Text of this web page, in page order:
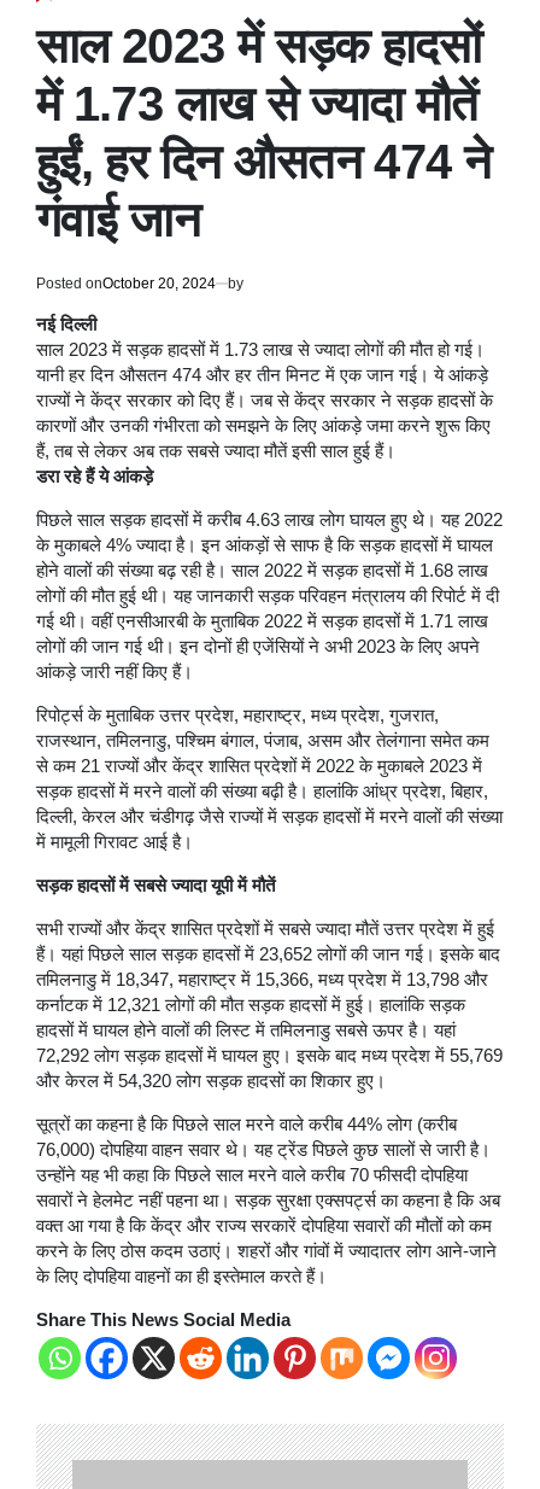
साल 2023 में सड़क हादसों
में 1.73 लाख से ज्यादा मौतें
हुईं, हर दिन औसतन 474 ने
गंवाई जान
Posted onOctober 20, 2024 by
नई दिल्ली
साल 2023 में सड़क हादसों में 1.73 लाख से ज्यादा लोगों की मौत हो गई।
यानी हर दिन औसतन 474 और हर तीन मिनट में एक जान गई। ये आंकड़े
राज्यों ने केंद्र सरकार को दिए हैं। जब से केंद्र सरकार ने सड़क हादसों के
कारणों और उनकी गंभीरता को समझने के लिए आंकड़े जमा करने शुरू किए
हैं, तब से लेकर अब तक सबसे ज्यादा मौतें इसी साल हुई हैं।
डरा रहे हैं ये आंकड़े
पिछले साल सड़क हादसों में करीब 4.63 लाख लोग घायल हुए थे। यह 2022
के मुकाबले 4% ज्यादा है। इन आंकड़ों से साफ है कि सड़क हादसों में घायल
होने वालों की संख्या बढ़ रही है। साल 2022 में सड़क हादसों में 1.68 लाख
लोगों की मौत हुई थी। यह जानकारी सड़क परिवहन मंत्रालय की रिपोर्ट में दी
गई थी। वहीं एनसीआरबी के मुताबिक 2022 में सड़क हादसों में 1.71 लाख
लोगों की जान गई थी। इन दोनों ही एजेंसियों ने अभी 2023 के लिए अपने
आंकड़े जारी नहीं किए हैं।
रिपोर्ट्स के मुताबिक उत्तर प्रदेश, महाराष्ट्र, मध्य प्रदेश, गुजरात,
राजस्थान, तमिलनाडु, पश्चिम बंगाल, पंजाब, असम और तेलंगाना समेत कम
से कम 21 राज्यों और केंद्र शासित प्रदेशों में 2022 के मुकाबले 2023 में
सड़क हादसों में मरने वालों की संख्या बढ़ी है। हालांकि आंध्र प्रदेश, बिहार,
दिल्ली, केरल और चंडीगढ़ जैसे राज्यों में सड़क हादसों में मरने वालों की संख्या
में मामूली गिरावट आई है।
सड़क हादसों में सबसे ज्यादा यूपी में मौतें
सभी राज्यों और केंद्र शासित प्रदेशों में सबसे ज्यादा मौतें उत्तर प्रदेश में हुई
हैं। यहां पिछले साल सड़क हादसों में 23,652 लोगों की जान गई। इसके बाद
तमिलनाडु में 18,347, महाराष्ट्र में 15,366, मध्य प्रदेश में 13,798 और
कर्नाटक में 12,321 लोगों की मौत सड़क हादसों में हुई। हालांकि सड़क
हादसों में घायल होने वालों की लिस्ट में तमिलनाडु सबसे ऊपर है। यहां
72,292 लोग सड़क हादसों में घायल हुए। इसके बाद मध्य प्रदेश में 55,769
और केरल में 54,320 लोग सड़क हादसों का शिकार हुए।
सूत्रों का कहना है कि पिछले साल मरने वाले करीब 44% लोग (करीब
76,000) दोपहिया वाहन सवार थे। यह ट्रेंड पिछले कुछ सालों से जारी है।
उन्होंने यह भी कहा कि पिछले साल मरने वाले करीब 70 फीसदी दोपहिया
सवारों ने हेलमेट नहीं पहना था। सड़क सुरक्षा एक्सपर्ट्स का कहना है कि अब
वक्त आ गया है कि केंद्र और राज्य सरकारें दोपहिया सवारों की मौतों को कम
करने के लिए ठोस कदम उठाएं। शहरों और गांवों में ज्यादातर लोग आने-जाने
के लिए दोपहिया वाहनों का ही इस्तेमाल करते हैं।
Share This News Social Media